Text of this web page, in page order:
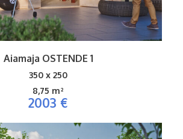
Aiamaja OSTENDE 1
350 x 250
8,75 m²
2003 €